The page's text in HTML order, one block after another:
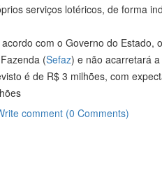
serviços lotéricos, de forma
acordo com o Governo do Estado,
(Sefaz) e não acarretará
é de R$ 3 milhões, com
comment (0 Comments)